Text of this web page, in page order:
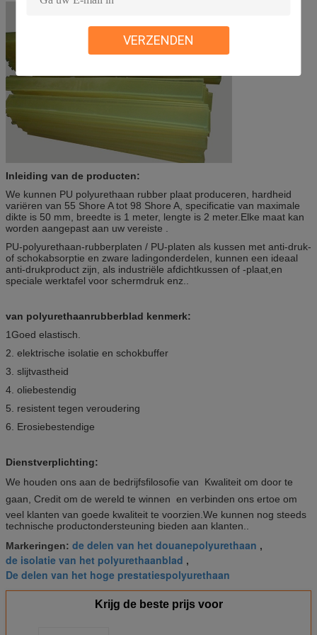
VERZENDEN
Inleiding van de producten:
We kunnen PU polyurethaan rubber plaat produceren, hardheid
variëren van 55 Shore A tot 98 Shore A, specificatie van maximale
dikte is 50 mm, breedte is 1 meter, lengte is 2 meter.Elke maat kan
worden aangepast aan uw vereiste .
PU-polyurethaan-rubberplaten / PU-platen als kussen met anti-druk-
of schokabsorptie en zware ladingonderdelen, kunnen een ideaal
anti-drukproduct zijn, als industriële afdichtkussen of -plaat,en
speciale werktafel voor schermdruk enz..
van polyurethaanrubberblad kenmerk:
1Goed elastisch.
2. elektrische isolatie en schokbuffer
3. slijtvastheid
4. oliebestendig
5. resistent tegen veroudering
6. Erosiebestendige
Dienstverplichting:
We houden ons aan de bedrijfsfilosofie van  Kwaliteit om door te
gaan, Credit om de wereld te winnen  en verbinden ons ertoe om
veel klanten van goede kwaliteit te voorzien.We kunnen nog steeds
technische productondersteuning bieden aan klanten..
Markeringen: de delen van het douanepolyurethaan ,
de isolatie van het polyurethaanblad ,
De delen van het hoge prestatiespolyurethaan
Krijg de beste prijs voor